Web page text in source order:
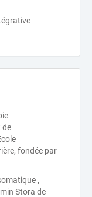
de
fondée par
,
Stora de